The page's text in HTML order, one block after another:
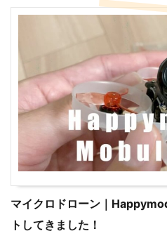
マイクロドローン｜
トしてきました！